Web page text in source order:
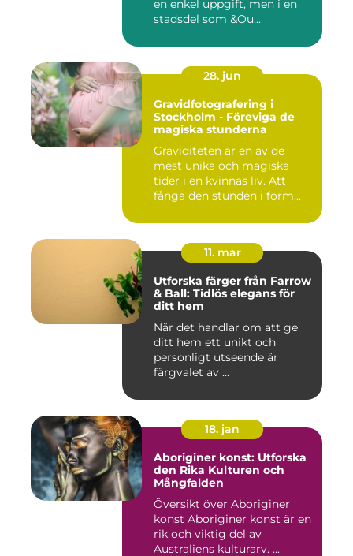
en enkel uppgift, men i en
stadsdel som &Ou...
28. jun
Gravidfotografering i
Stockholm - Föreviga de
magiska stunderna
Graviditeten är en av de
mest unika och magiska
tider i en kvinnas liv. Att
fånga den stunden i form...
11. mar
Utforska färger från Farrow
& Ball: Tidlös elegans för
ditt hem
När det handlar om att ge
ditt hem ett unikt och
personligt utseende är
färgvalet av ...
18. jan
Aboriginer konst: Utforska
den Rika Kulturen och
Mångfalden
Översikt över Aboriginer
konst Aboriginer konst är en
rik och viktig del av
Australiens kulturarv. ...